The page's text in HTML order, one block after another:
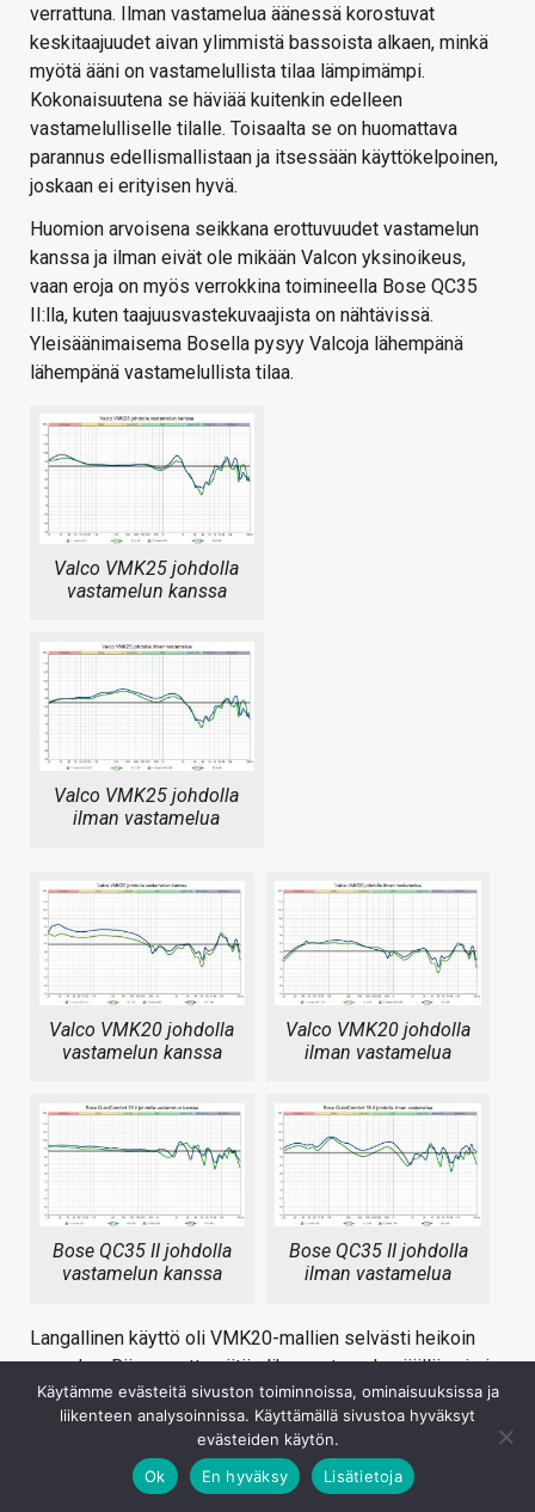
verrattuna. Ilman vastamelua äänessä korostuvat
keskitaajuudet aivan ylimmistä bassoista alkaen, minkä
myötä ääni on vastamelullista tilaa lämpimämpi.
Kokonaisuutena se häviää kuitenkin edelleen
vastamelulliselle tilalle. Toisaalta se on huomattava
parannus edellismallistaan ja itsessään käyttökelpoinen,
joskaan ei erityisen hyvä.
Huomion arvoisena seikkana erottuvuudet vastamelun
kanssa ja ilman eivät ole mikään Valcon yksinoikeus,
vaan eroja on myös verrokkina toimineella Bose QC35
II:lla, kuten taajuusvastekuvaajista on nähtävissä.
Yleisäänimaisema Bosella pysyy Valcoja lähempänä
lähempänä vastamelullista tilaa.
Valco VMK25 johdolla
vastamelun kanssa
Valco VMK25 johdolla
ilman vastamelua
Valco VMK20 johdolla
vastamelun kanssa
Valco VMK20 johdolla
ilman vastamelua
Bose QC35 II johdolla
vastamelun kanssa
Bose QC35 II johdolla
ilman vastamelua
Langallinen käyttö oli VMK20-mallien selvästi heikoin
osa-alue. Riippumatta siitä oliko vastamelu päällä vai ei,
VMK20:t korostivat bassoa langallisen yhteyden yli
huomattavan paljon tehden äänestä väistämättä jonkin
verran mössöisen. Vastamelutoiminto toi langalliseen
käyttöön käytännössä vain pykälän lisää erottelevuutta
Käytämme evästeitä sivuston toiminnoissa, ominaisuuksissa ja
liikenteen analysoinnissa. Käyttämällä sivustoa hyväksyt
evästeiden käytön.
Ok
En hyväksy Lisätietoja